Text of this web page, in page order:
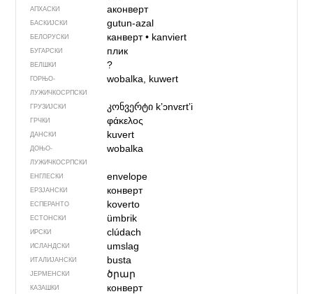
АПХАСКИ аконверт
БАСКИЈСКИ gutun-azal
БЕЛОРУСКИ канверт• kanviert
БУГАРСКИ плик
ВЕЛШКИ ?
ГОРЊО­
ЛУЖИЧКОСРПСКИ
wobalka, kuwert
ГРУЗИЈСКИ კონვერტი kʼɔnvɛrtʼi
ГРЧКИ φάκελος
ДАНСКИ kuvert
ДОЊО­
ЛУЖИЧКОСРПСКИ
wobalka
ЕНГЛЕСКИ envelope
ЕРЗЈАНСКИ конверт
ЕСПЕРАНТО koverto
ЕСТОНСКИ ümbrik
ИРСКИ clúdach
ИСЛАНДСКИ umslag
ИТАЛИЈАНСКИ busta
ЈЕРМЕНСКИ ծրար
КАЗАШКИ конверт